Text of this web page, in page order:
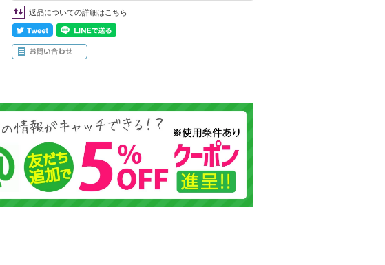
返品についての詳細はこちら